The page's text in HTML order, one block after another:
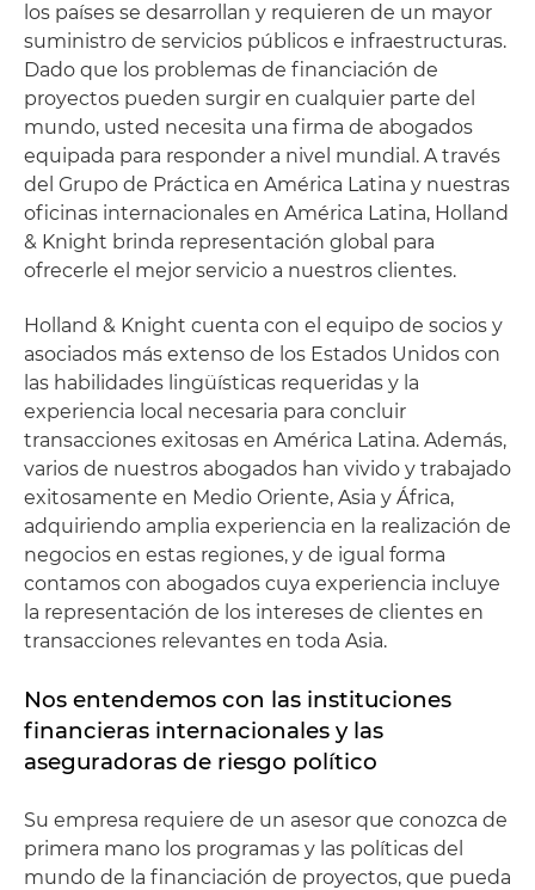
los países se desarrollan y requieren de un mayor
suministro de servicios públicos e infraestructuras.
Dado que los problemas de financiación de
proyectos pueden surgir en cualquier parte del
mundo, usted necesita una firma de abogados
equipada para responder a nivel mundial. A través
del Grupo de Práctica en América Latina y nuestras
oficinas internacionales en América Latina, Holland
& Knight brinda representación global para
ofrecerle el mejor servicio a nuestros clientes.
Holland & Knight cuenta con el equipo de socios y
asociados más extenso de los Estados Unidos con
las habilidades lingüísticas requeridas y la
experiencia local necesaria para concluir
transacciones exitosas en América Latina. Además,
varios de nuestros abogados han vivido y trabajado
exitosamente en Medio Oriente, Asia y África,
adquiriendo amplia experiencia en la realización de
negocios en estas regiones, y de igual forma
contamos con abogados cuya experiencia incluye
la representación de los intereses de clientes en
transacciones relevantes en toda Asia.
Nos entendemos con las instituciones
financieras internacionales y las
aseguradoras de riesgo político
Su empresa requiere de un asesor que conozca de
primera mano los programas y las políticas del
mundo de la financiación de proyectos, que pueda